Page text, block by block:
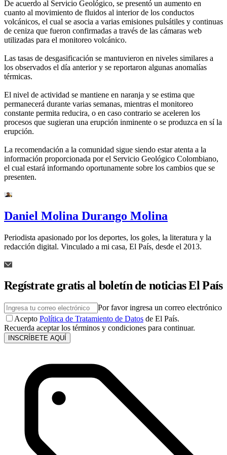
De acuerdo al Servicio Geológico, se presentó un aumento en
cuanto al movimiento de fluidos al interior de los conductos
volcánicos, el cual se asocia a varias emisiones pulsátiles y continuas
de ceniza que fueron confirmadas a través de las cámaras web
utilizadas para el monitoreo volcánico.
Las tasas de desgasificación se mantuvieron en niveles similares a
los observados el día anterior y se reportaron algunas anomalías
térmicas.
El nivel de actividad se mantiene en naranja y se estima que
permanecerá durante varias semanas, mientras el monitoreo
constante permita reducira, o en caso contrario se aceleren los
procesos que sugieran una erupción inminente o se produzca en sí la
erupción.
La recomendación a la comunidad sigue siendo estar atenta a la
información proporcionada por el Servicio Geológico Colombiano,
el cual estará informando oportunamente sobre los cambios que se
presenten.
Daniel Molina Durango Molina
Periodista apasionado por los deportes, los goles, la literatura y la
redacción digital. Vinculado a mi casa, El País, desde el 2013.
Regístrate gratis al boletín de noticias El País
Por favor ingresa un correo electrónico
Acepto Política de Tratamiento de Datos de El País.
Recuerda aceptar los términos y condiciones para continuar.
INSCRÍBETE AQUÍ